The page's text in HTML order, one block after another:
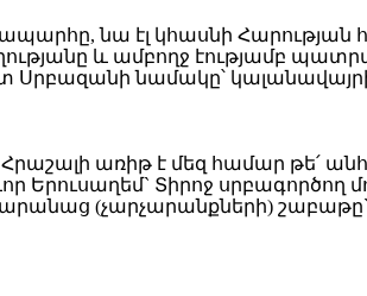
և ամբողջ էությամբ
նամակը՝
առիթ է մեզ համար թե՛
Երուսաղեմ` Տիրոջ
(չարչարանքների) շաբաթը`